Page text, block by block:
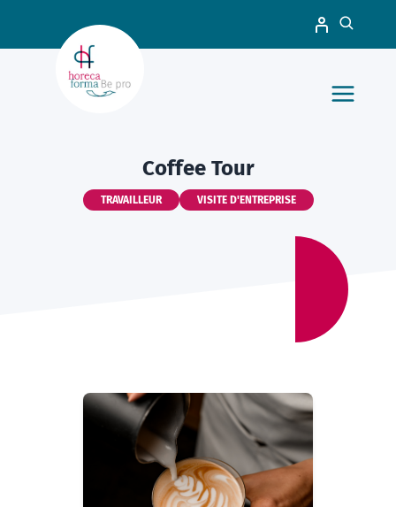
Coffee Tour
TRAVAILLEUR VISITE D'ENTREPRISE